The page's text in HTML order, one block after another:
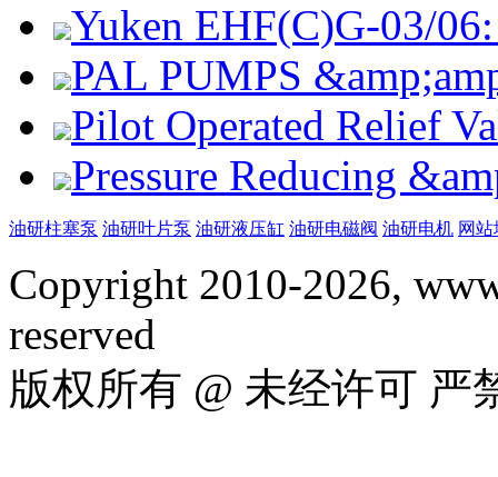
Yuken EHF(C)G-03/
PAL PUMPS
Pilot Operated Relief
Pressure Reducing
油研柱塞泵 油研叶片泵 油研液压缸 油研电磁阀 油研电机 网
Copyright 2010-2026,
reserved
版权所有 @ 未经许可 严